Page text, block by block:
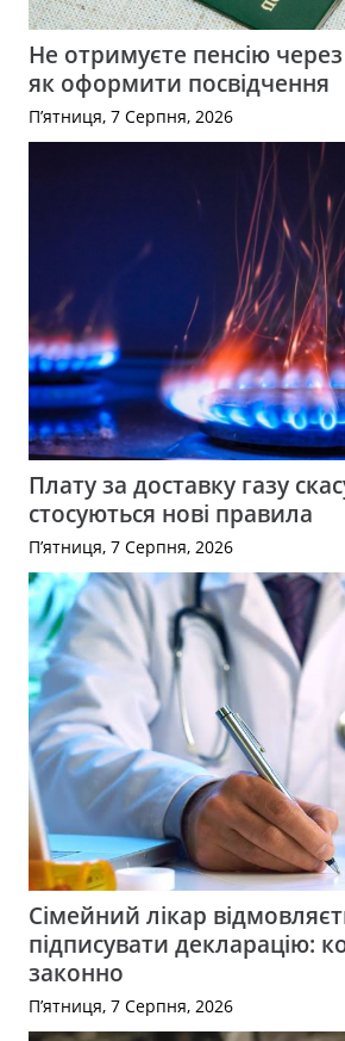
Не отримуєте пенсію
як оформити посвідчення
П’ятниця, 7 Серпня, 2026
Плату за доставку газу
стосуються нові правила
П’ятниця, 7 Серпня, 2026
Сімейний лікар
підписувати декларацію:
законно
П’ятниця, 7 Серпня, 2026